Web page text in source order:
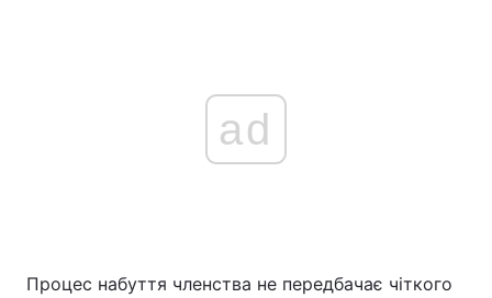
ad
Процес набуття членства не передбачає чіткого